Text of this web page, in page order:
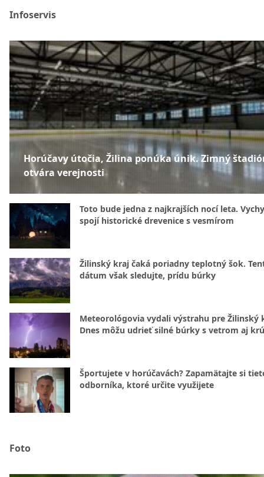
Infoservis
Horúčavy útočia, Žilina ponúka únik. Zimný
otvára verejnosti
Toto bude jedna z najkrajších nocí leta.
spojí historické drevenice s vesmírom
Žilinský kraj čaká poriadny teplotný šok.
dátum však sledujte, prídu búrky
Meteorológovia vydali výstrahu pre Žilinský
Dnes môžu udrieť silné búrky s vetrom aj
Športujete v horúčavách? Zapamätajte si
odborníka, ktoré určite využijete
Foto